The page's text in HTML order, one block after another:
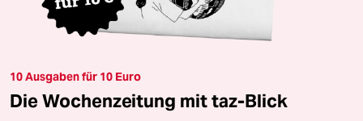
10 Ausgaben für 10 Euro
Die Wochenzeitung mit taz-Blick